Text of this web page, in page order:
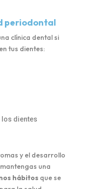
periodontal
clínica dental si
tus dientes:
los dientes
y el desarrollo
una
hábitosque se